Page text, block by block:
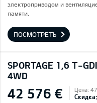
электроприводом и
памяти.
ПОСМОТРЕТЬ
SPORTAGE 1,6 T-
4WD
42 576 € Цена: